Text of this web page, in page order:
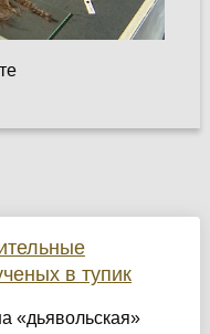
в тупик
«дьявольская»